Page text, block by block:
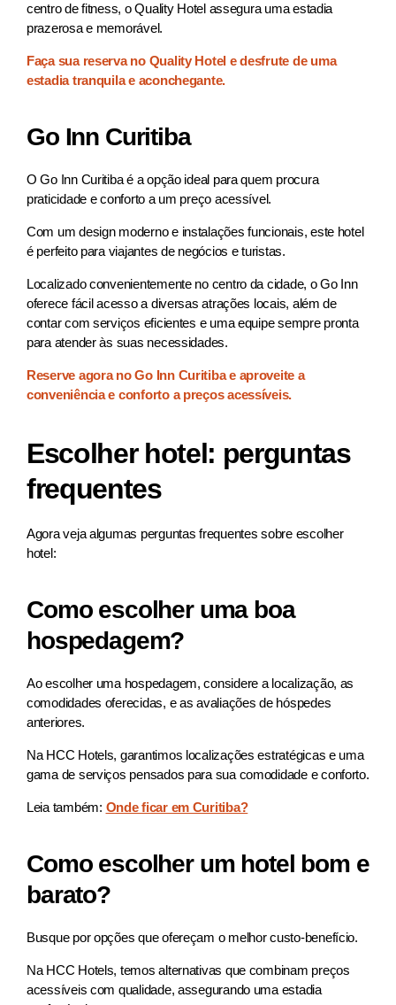
centro de fitness, o Quality Hotel assegura uma estadia
prazerosa e memorável.
Faça sua reserva no Quality Hotel e desfrute de uma
estadia tranquila e aconchegante.
Go Inn Curitiba
O Go Inn Curitiba é a opção ideal para quem procura
praticidade e conforto a um preço acessível.
Com um design moderno e instalações funcionais, este hotel
é perfeito para viajantes de negócios e turistas.
Localizado convenientemente no centro da cidade, o Go Inn
oferece fácil acesso a diversas atrações locais, além de
contar com serviços eficientes e uma equipe sempre pronta
para atender às suas necessidades.
Reserve agora no Go Inn Curitiba e aproveite a
conveniência e conforto a preços acessíveis.
Escolher hotel: perguntas
frequentes
Agora veja algumas perguntas frequentes sobre escolher
hotel:
Como escolher uma boa
hospedagem?
Ao escolher uma hospedagem, considere a localização, as
comodidades oferecidas, e as avaliações de hóspedes
anteriores.
Na HCC Hotels, garantimos localizações estratégicas e uma
gama de serviços pensados para sua comodidade e conforto.
Leia também: Onde ficar em Curitiba?
Como escolher um hotel bom e
barato?
Busque por opções que ofereçam o melhor custo-benefício.
Na HCC Hotels, temos alternativas que combinam preços
acessíveis com qualidade, assegurando uma estadia